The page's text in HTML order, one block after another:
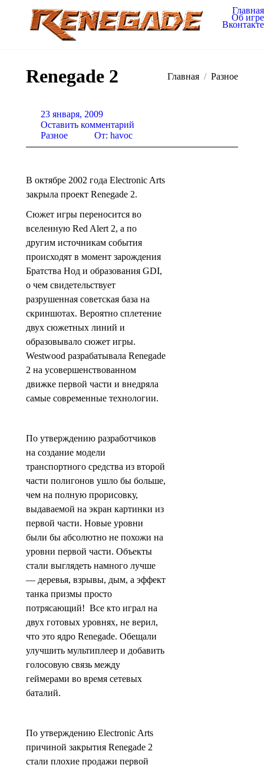
Главная
Об игре
Вконтакте
Renegade 2 Вы здесь:Главная Разное
23 января, 2009
Оставить комментарий
Разное
От: havoc
В октябре 2002 года Electronic Arts
закрыла проект Renegade 2.
Cюжет игры переносится во
вселенную Red Alert 2, а по
другим источникам события
происходят в момент зарождения
Братства Нод и образования GDI,
о чем свидетельствует
разрушенная советская база на
скриншотах. Вероятно сплетение
двух сюжетных линий и
образовывало сюжет игры.
Westwood разрабатывала Renegade
2 на усовершенствованном
движке первой части и внедряла
самые современные технологии.
По утверждению разработчиков
на создание модели
транспортного средства из второй
части полигонов ушло бы больше,
чем на полную прорисовку,
выдаваемой на экран картинки из
первой части. Новые уровни
были бы абсолютно не похожи на
уровни первой части. Объекты
стали выглядеть намного лучше
— деревья, взрывы, дым, а эффект
танка призмы просто
потрясающий! Все кто играл на
двух готовых уровнях, не верил,
что это ядро Renegade. Обещали
улучшить мультиплеер и добавить
голосовую связь между
геймерами во время сетевых
баталий.
По утверждению Electronic Arts
причиной закрытия Renegade 2
стали плохие продажи первой